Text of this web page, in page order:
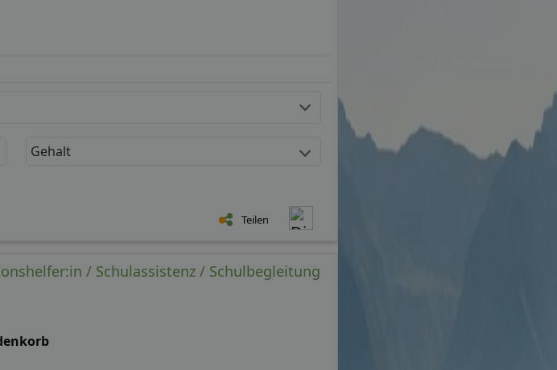
Gehalt
Teilen
/ Schulassistenz / Schulbegleitung